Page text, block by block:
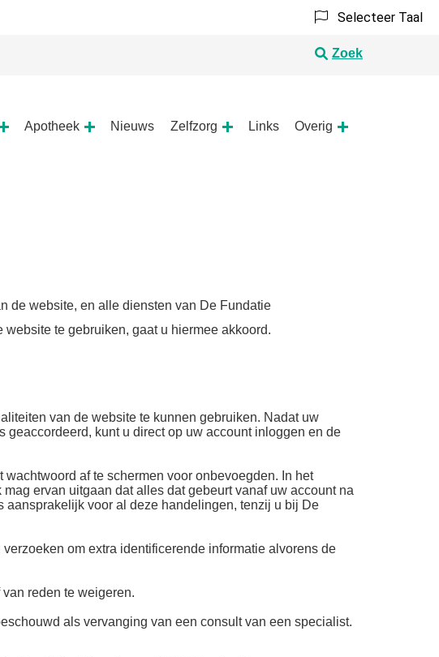
Selecteer Taal
Zoek
Praktijk
Apotheek
Nieuws
Zelfzorg
Links
Overig
de website, en alle diensten van De Fundatie
te gebruiken, gaat u hiermee akkoord.
van de website te kunnen gebruiken. Nadat uw
kunt u direct op uw account inloggen en de
af te schermen voor onbevoegden. In het
ervan uitgaan dat alles dat gebeurt vanaf uw account na
voor al deze handelingen, tenzij u bij De
om extra identificerende informatie alvorens de
reden te weigeren.
als vervanging van een consult van een specialist.